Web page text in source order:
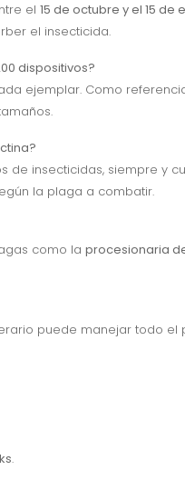
el 15 de octubre y el 15 de
el insecticida.
dispositivos?
ejemplar. Como
de insecticidas, siempre y
la plaga a combatir.
como la procesionaria
puede manejar todo
.